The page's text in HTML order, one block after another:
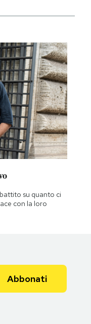
su quanto ci
con la loro
Abbonati